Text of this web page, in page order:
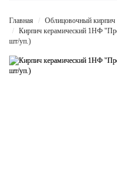
Главная Облицовочный кирпич
Кирпич керамический 1НФ
шт/уп.)